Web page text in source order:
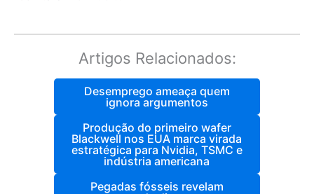
Artigos Relacionados:
Desemprego ameaça quem
ignora argumentos
Produção do primeiro wafer
Blackwell nos EUA marca virada
estratégica para Nvidia, TSMC e
indústria americana
Pegadas fósseis revelam